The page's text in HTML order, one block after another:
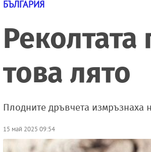
БЪЛГАРИЯ
това лято
Плодните дръвчета измръзнаха
15 май 2025 09:54